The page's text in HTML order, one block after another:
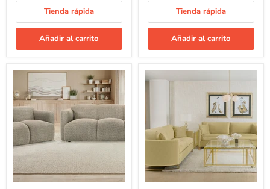
Tienda rápida
Añadir al carrito
Tienda rápida
Añadir al carrito
Dorset
Upholstered
Round
Track
Arm
Sofa
Set
Corliss
Velvet